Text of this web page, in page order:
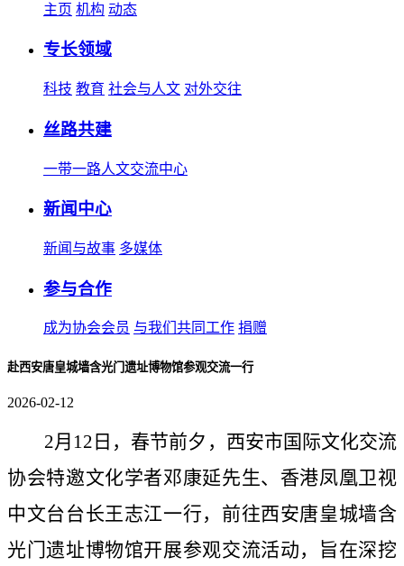
主页 机构 动态
专长领域
科技 教育 社会与人文 对外交往
丝路共建
一带一路人文交流中心
新闻中心
新闻与故事 多媒体
参与合作
成为协会会员 与我们共同工作 捐赠
赴西安唐皇城墙含光门遗址博物馆参观交流一行
2026-02-12
2月 12 日 ，春节前夕，西安市国际文化交流
协会特邀文化学者邓康延先生、香港凤凰卫视
中文台台长王志江一行，前往西安唐皇城墙含
光门遗址博物馆开展参观交流活动，旨在深挖